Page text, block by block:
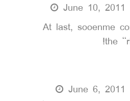
June 10,
At last, sooenme
the
June 6,